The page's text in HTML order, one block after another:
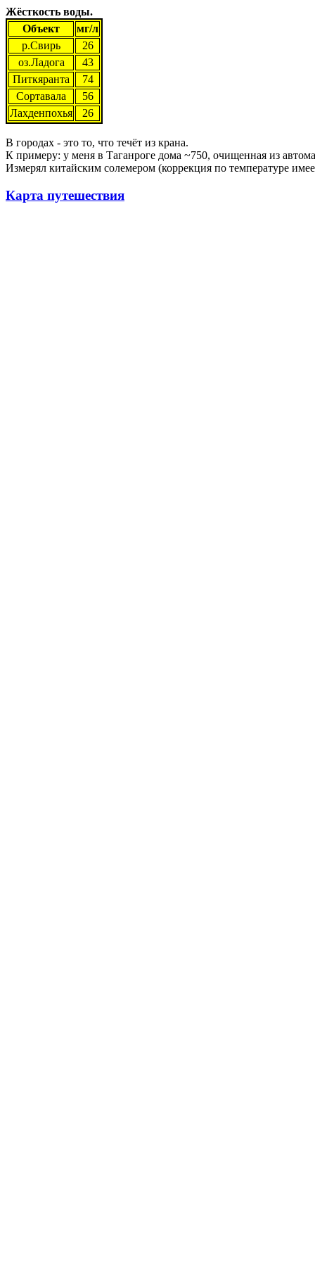
Жёсткость воды.
Объект
мг/л
р.Свирь
26
оз.Ладога
43
Питкяранта
74
Сортавала
56
Лахденпохья
26
В городах - это то, что течёт из крана.
К примеру: у меня в Таганроге дома ~750, очищенная из
Измерял китайским солемером (коррекция по температуре
Карта путешествия